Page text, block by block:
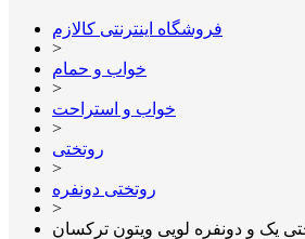
فروشگاه اینترنتی کالازم
>
خواب و حمام
>
خواب و استراحت
>
روتختی
>
روتختی دونفره
>